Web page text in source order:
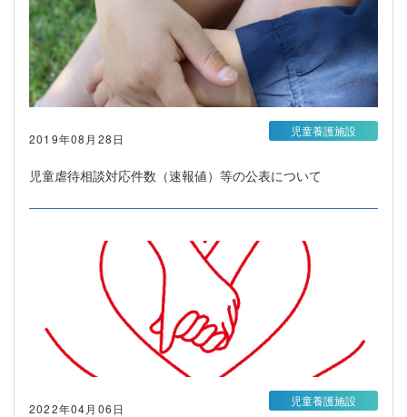
2019年08月28日
児童虐待相談対応件数（速報値）等の公表について
児童養護施設
2022年04月06日
児童養護施設